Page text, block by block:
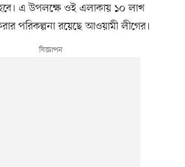
এ উপলক্ষে ওই এলাকায় ১০ লাখ
পরিকল্পনা রয়েছে আওয়ামী লীগের।